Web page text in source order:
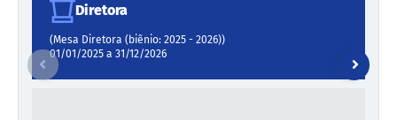
Diretora
(Mesa Diretora (biênio: 2025 - 2026))
01/01/2025 a 31/12/2026